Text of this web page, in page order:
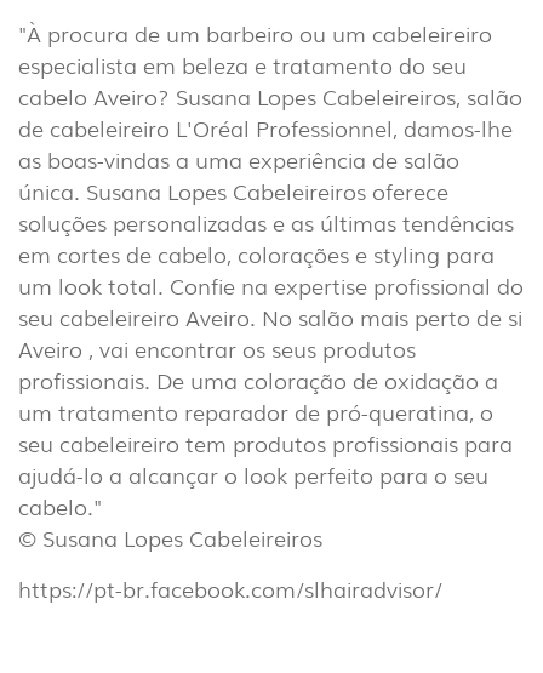
EXTERIOR (22)
INDUSTRIAL (7)
DOWNLOADS
PROJETOS
INFORMAÇÃO LEGAL
A EXPORLUX
NOTÍCIAS
CONTACTOS
DENÚNCIAS
"À procura de um barbeiro ou um cabeleireiro
especialista em beleza e tratamento do seu
cabelo Aveiro? Susana Lopes Cabeleireiros, salão
de cabeleireiro L'Oréal Professionnel, damos-lhe
as boas-vindas a uma experiência de salão
única. Susana Lopes Cabeleireiros oferece
soluções personalizadas e as últimas tendências
em cortes de cabelo, colorações e styling para
um look total. Confie na expertise profissional do
seu cabeleireiro Aveiro. No salão mais perto de si
Aveiro , vai encontrar os seus produtos
profissionais. De uma coloração de oxidação a
um tratamento reparador de pró-queratina, o
seu cabeleireiro tem produtos profissionais para
ajudá-lo a alcançar o look perfeito para o seu
cabelo."
© Susana Lopes Cabeleireiros
https://pt-br.facebook.com/slhairadvisor/